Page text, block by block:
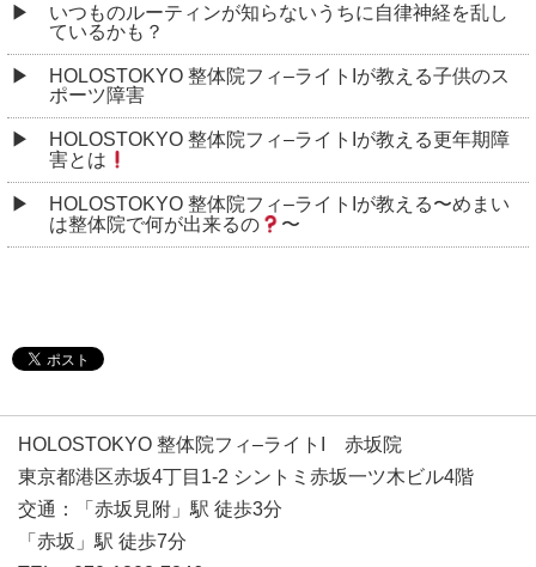
いつものルーティンが知らないうちに自律神経を乱し
ているかも？
HOLOSTOKYO 整体院フィ–ライトIが教える子供のス
ポーツ障害
HOLOSTOKYO 整体院フィ–ライトIが教える更年期障
害とは
HOLOSTOKYO 整体院フィ–ライトIが教える〜めまい
は整体院で何が出来るの
〜
HOLOSTOKYO 整体院フィ–ライトI 赤坂院
東京都港区赤坂4丁目1-2 シントミ赤坂一ツ木ビル4階
交通：「赤坂見附」駅 徒歩3分
「赤坂」駅 徒歩7分